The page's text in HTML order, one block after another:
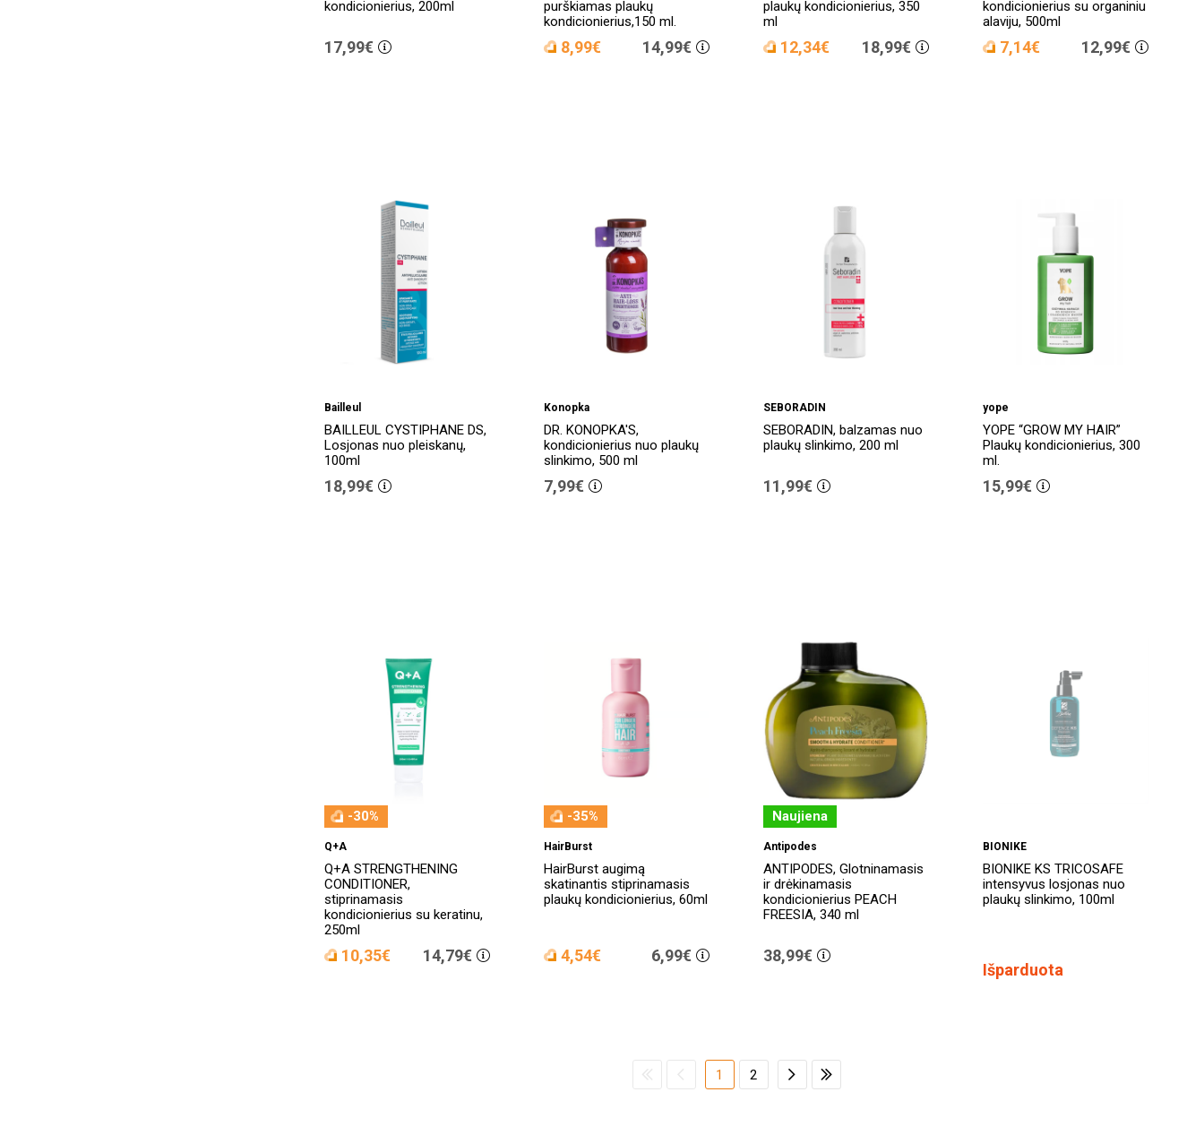
kondicionierius, 200ml
17,99€
purškiamas plaukų
kondicionierius,150 ml.
8,99€ 14,99€
plaukų kondicionierius, 350
ml
12,34€ 18,99€
kondicionierius su organiniu
alaviju, 500ml
7,14€ 12,99€
Bailleul
BAILLEUL CYSTIPHANE DS,
Losjonas nuo pleiskanų,
100ml
18,99€
Konopka
DR. KONOPKA'S,
kondicionierius nuo plaukų
slinkimo, 500 ml
7,99€
SEBORADIN
SEBORADIN, balzamas nuo
plaukų slinkimo, 200 ml
11,99€
yope
YOPE “GROW MY HAIR”
Plaukų kondicionierius, 300
ml.
15,99€
-30%
Q+A
Q+A STRENGTHENING
CONDITIONER,
stiprinamasis
kondicionierius su keratinu,
250ml
10,35€ 14,79€
-35%
HairBurst
HairBurst augimą
skatinantis stiprinamasis
plaukų kondicionierius, 60ml
4,54€ 6,99€
Naujiena
Antipodes
ANTIPODES, Glotninamasis
ir drėkinamasis
kondicionierius PEACH
FREESIA, 340 ml
38,99€
BIONIKE
BIONIKE KS TRICOSAFE
intensyvus losjonas nuo
plaukų slinkimo, 100ml
Išparduota
1 2